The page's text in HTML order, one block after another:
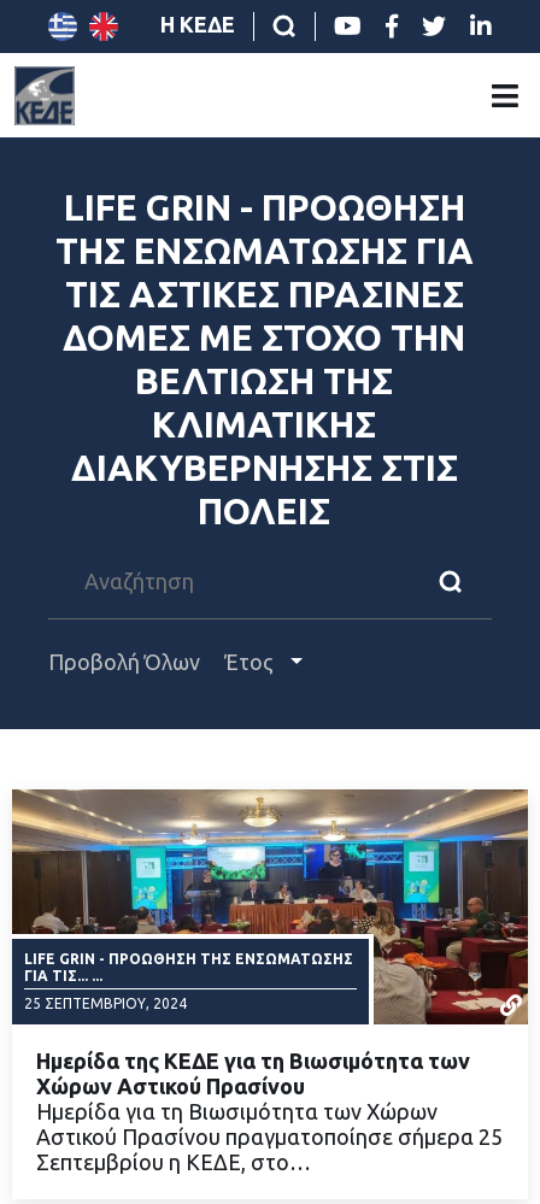
Η ΚΕΔΕ
LIFE GRIN - ΠΡΟΩΘΗΣΗ
ΤΗΣ ΕΝΣΩΜΑΤΩΣΗΣ ΓΙΑ
ΤΙΣ ΑΣΤΙΚΕΣ ΠΡΑΣΙΝΕΣ
ΔΟΜΕΣ ΜΕ ΣΤΟΧΟ ΤΗΝ
ΒΕΛΤΙΩΣΗ ΤΗΣ
ΚΛΙΜΑΤΙΚΗΣ
ΔΙΑΚΥΒΕΡΝΗΣΗΣ ΣΤΙΣ
ΠΟΛΕΙΣ
Προβολή Όλων Έτος
LIFE GRIN - ΠΡΟΏΘΗΣΗ ΤΗΣ ΕΝΣΩΜΆΤΩΣΗΣ
ΓΙΑ ΤΙΣ... ...
25 ΣΕΠΤΕΜΒΡΊΟΥ, 2024
ΔΙΑΒΑΣΤΕ ΠΕΡΙΣΣΟΤΕΡΑ
Ημερίδα της ΚΕΔΕ για τη Βιωσιμότητα των
Χώρων Αστικού Πρασίνου
Ημερίδα για τη Βιωσιμότητα των Χώρων
Αστικού Πρασίνου πραγματοποίησε σήμερα 25
Σεπτεμβρίου η ΚΕΔΕ, στο…